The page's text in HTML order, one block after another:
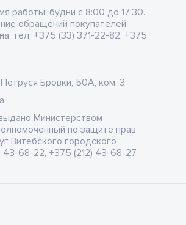
работы: будни с 8:00 до 17:30.
обращений покупателей:
тел: +375 (33) 371-22-82, +375
Петруся Бровки, 50А, ком. 3
Министерством
по защите прав
Витебского городского
43-68-22, +375 (212) 43-68-27